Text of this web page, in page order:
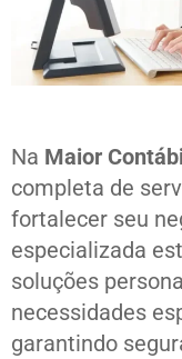
Na Maior
completa de
fortalecer seu
especializada
soluções
necessidades
garantindo